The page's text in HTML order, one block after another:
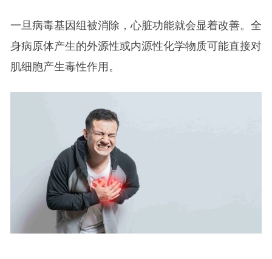
一旦病毒基因组被消除，心脏功能就会显着改善。全
身病原体产生的外源性或内源性化学物质可能直接对
肌细胞产生毒性作用。